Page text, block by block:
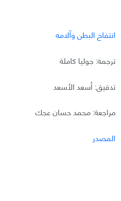
انتفاخ البطن وآلامه
ترجمة: جوليا كاملة
تدقيق: أسعد الأسعد
مراجعة: محمد حسان عجك
المصدر